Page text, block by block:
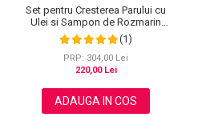
Set pentru Cresterea Parului cu
Ulei si Sampon de Rozmarin
NOVA KISS®, 1 x 60 ml, 1 x 300
ml
(1)
PRP: 304,00 Lei
220,00 Lei
ADAUGA IN COS